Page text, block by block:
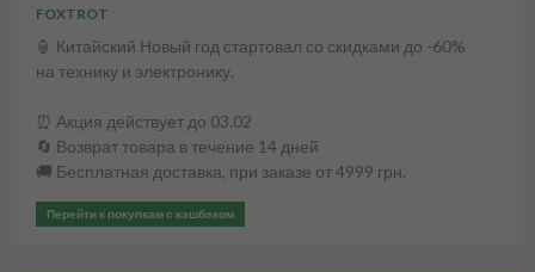
FOXTROT
🏮 Китайский Новый год стартовал со скидками до -60%
на технику и электронику.
⏰ Акция действует до 03.02
🔄 Возврат товара в течение 14 дней
🚚 Бесплатная доставка, при заказе от 4999 грн.
Перейти к покупкам с кэшбэком